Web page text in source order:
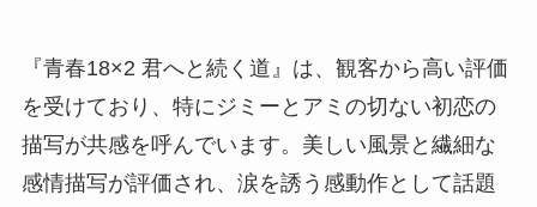
『青春18×2 君へと続く道』は、観客から高い評価
を受けており、特にジミーとアミの切ない初恋の
描写が共感を呼んでいます。美しい風景と繊細な
感情描写が評価され、涙を誘う感動作として話題